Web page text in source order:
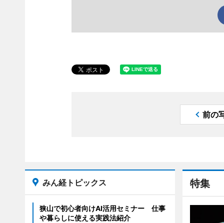
前の
特集
みん経トピックス
狭山で初心者向けAI活用セミナー 仕事
や暮らしに使える実践法紹介